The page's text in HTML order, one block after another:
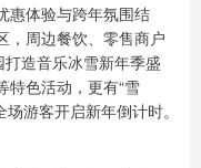
惠体验与跨年氛围结
，周边餐饮、零售商户
打造音乐冰雪新年季盛
特色活动，更有“雪
游客开启新年倒计时。